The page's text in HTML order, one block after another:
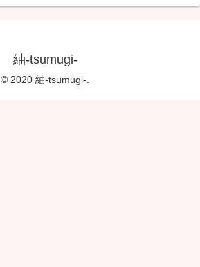
紬-tsumugi-
© 2020 紬-tsumugi-.